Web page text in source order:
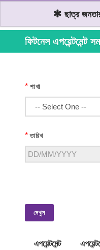
ছাত্র জনতার
ফিটনেস এপয়েন্টমেন্ট
* শাখা
* তারিখ
দেখুন
এপয়েন্টমেন্ট